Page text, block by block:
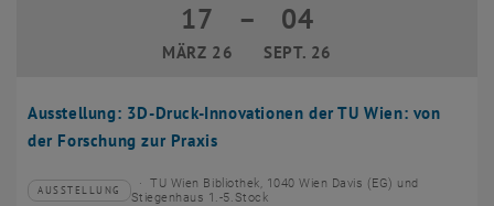
Ausstellung: 3D-Druck-Innovationen der TU Wien: von
der Forschung zur Praxis
17
MÄRZ 26
17 März 2026 bis 04 September 2026
– 04
SEPT. 26
Veranstaltungstyp:
AUSSTELLUNG
Veranstaltungsort:
TU Wien Bibliothek, 1040 Wien Davis (EG) und
Stiegenhaus 1.-5.Stock